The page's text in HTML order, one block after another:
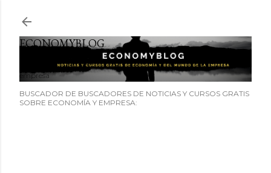
ECONOMYBLOG
Noticias y cursos GRATIS sobre economía y el mundo de la
empresa
BUSCADOR DE BUSCADORES DE NOTICIAS Y CURSOS GRATIS
SOBRE ECONOMÍA Y EMPRESA: